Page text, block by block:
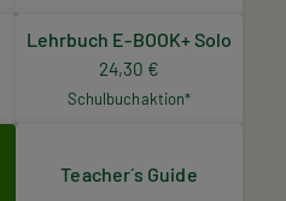
Lehrbuch E-BOOK+ Solo
24,30 €
Schulbuchaktion*
Teacher´s Guide